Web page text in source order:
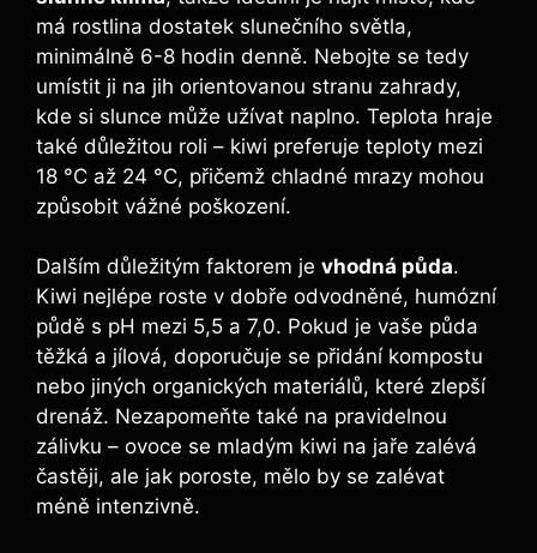
má rostlina dostatek slunečního světla,
minimálně 6-8 hodin denně. Nebojte se tedy
umístit ji na jih orientovanou stranu zahrady,
kde si slunce může užívat naplno. Teplota hraje
také důležitou roli – kiwi preferuje teploty mezi
18 °C až 24 °C, přičemž chladné mrazy mohou
způsobit vážné poškození.
Dalším důležitým faktorem je vhodná půda.
Kiwi nejlépe roste v dobře odvodněné, humózní
půdě s pH mezi 5,5 a 7,0. Pokud je vaše půda
těžká a jílová, doporučuje se přidání kompostu
nebo jiných organických materiálů, které zlepší
drenáž. Nezapomeňte také na pravidelnou
zálivku – ovoce se mladým kiwi na jaře zalévá
častěji, ale jak poroste, mělo by se zalévat
méně intenzivně.